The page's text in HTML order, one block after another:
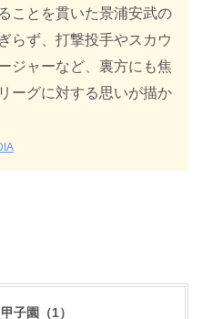
ことを貫いた景浦安武の
らず、打撃投手やスカウ
ジャーなど、裏方にも焦
ーグに対する思いが描か
子園（1）